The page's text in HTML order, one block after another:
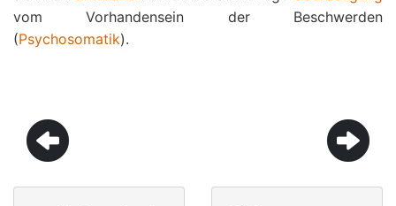
vom Vorhandensein der Beschwerden
(Psychosomatik).